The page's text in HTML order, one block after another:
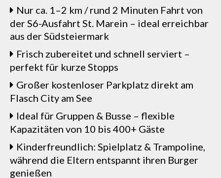
Nur ca. 1–2 km / rund 2 Minuten Fahrt von
der S6-Ausfahrt St. Marein – ideal erreichbar
aus der Südsteiermark
Frisch zubereitet und schnell serviert –
perfekt für kurze Stopps
Großer kostenloser Parkplatz direkt am
Flasch City am See
Ideal für Gruppen & Busse – flexible
Kapazitäten von 10 bis 400+ Gäste
Kinderfreundlich: Spielplatz & Trampoline,
während die Eltern entspannt ihren Burger
genießen